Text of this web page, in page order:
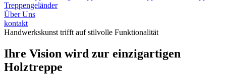
Treppengeländer
Über Uns
kontakt
Handwerkskunst trifft auf stilvolle Funktionalität
Ihre Vision wird zur einzigartigen
Holztreppe